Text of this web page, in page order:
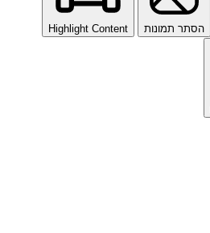
הסתר תמונות Highlight Content